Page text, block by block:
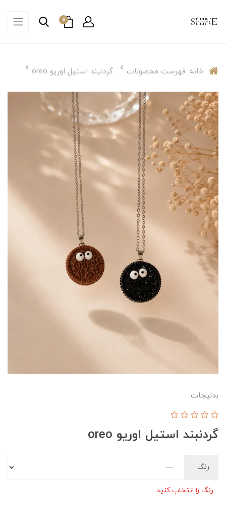
0
خانه فهرست محصولات گردنبند استیل اوریو oreo
بدلیجات
گردنبند استیل اوریو oreo
رنگ
رنگ را انتخاب کنید.